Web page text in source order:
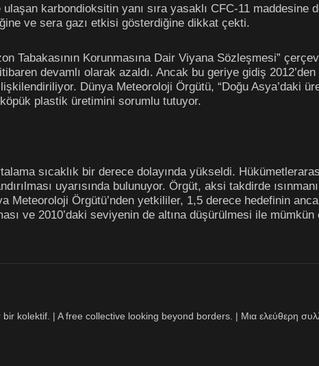
karbondioksitin yanı sıra yasaklı CFC-11
ve sera gazı etkisi gösterdiğine dikkat çekti.
Tabakasının Korunmasına Dair Viyana Sözleşmesi”
devamlı olarak azaldı. Ancak bu geriye gidiş
Dünya Meteoroloji Örgütü, “Doğu Asya’daki
plastik üretimini sorumlu tutuyor.
sıcaklık bir derece dolayında yükseldi.
uyarısında bulunuyor. Örgüt, aksi takdirde
Meteoroloji Örgütü’nden yetkililer, 1,5 derece hedefinin
ve 2010’daki seviyenin de altına düşürülmesi ile
kolektif. | A free collective looking beyond borders. | Μια ελεύθερη